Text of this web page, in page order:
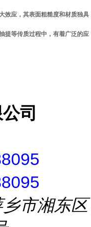
效应，其表面粗糙度和材质独具
提等传质过程中，有着广泛的应
司
市湘东区